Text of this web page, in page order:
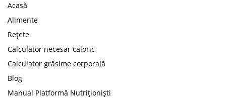
Acasă
Alimente
Rețete
Calculator necesar caloric
Calculator grăsime corporală
Blog
Manual Platformă Nutriționiști